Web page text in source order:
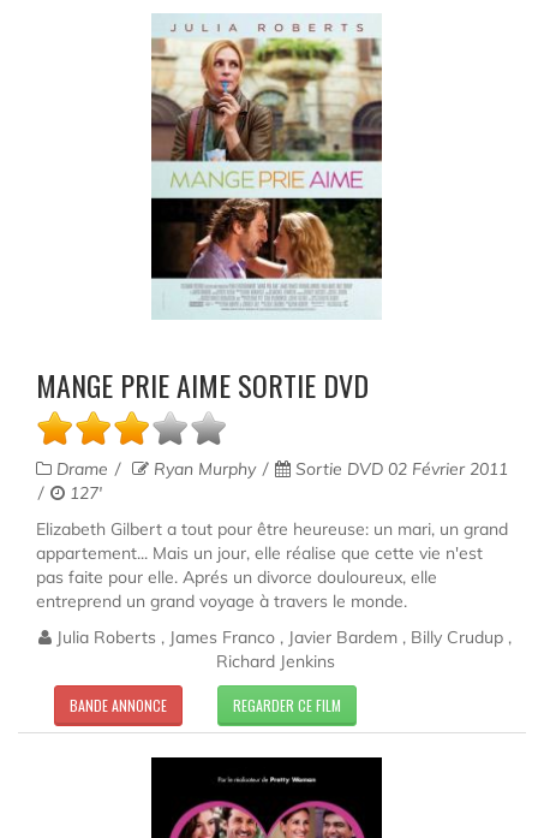
MANGE PRIE AIME SORTIE DVD
Drame Ryan Murphy
Sortie DVD 02 Février 2011
127'
Elizabeth Gilbert a tout pour être heureuse: un mari, un grand
appartement... Mais un jour, elle réalise que cette vie n'est
pas faite pour elle. Aprés un divorce douloureux, elle
entreprend un grand voyage à travers le monde.
Julia Roberts , James Franco , Javier Bardem , Billy Crudup ,
Richard Jenkins
BANDE ANNONCE REGARDER CE FILM